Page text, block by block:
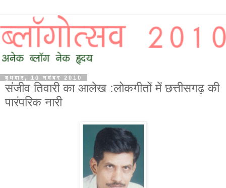
बुधवार, 10 नवंबर 2010
संजीव तिवारी का आलेख : लोकगीतों में छत्तीसगढ़ की
पारंपरिक नारी